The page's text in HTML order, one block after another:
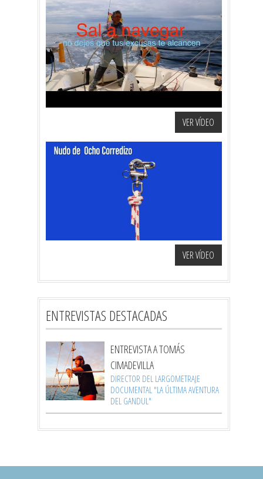
VER VÍDEO
VER VÍDEO
ENTREVISTAS DESTACADAS
ENTREVISTA A TOMÁS
CIMADEVILLA
DIRECTOR DEL LARGOMETRAJE
DOCUMENTAL "LA ÚLTIMA AVENTURA
DEL GANDUL"